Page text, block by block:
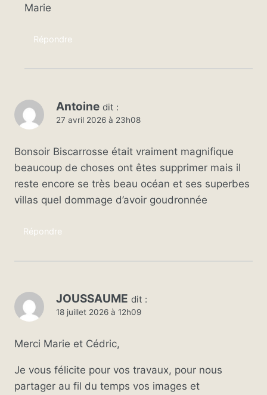
Marie
Répondre
Antoine dit :
27 avril 2026 à 23h08
Bonsoir Biscarrosse était vraiment magnifique
beaucoup de choses ont êtes supprimer mais il
reste encore se très beau océan et ses superbes
villas quel dommage d’avoir goudronnée
Répondre
JOUSSAUME dit :
18 juillet 2026 à 12h09
Merci Marie et Cédric,
Je vous félicite pour vos travaux, pour nous
partager au fil du temps vos images et